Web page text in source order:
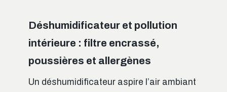
Déshumidificateur et pollution
intérieure : filtre encrassé,
poussières et allergènes
Un déshumidificateur aspire l’air ambiant